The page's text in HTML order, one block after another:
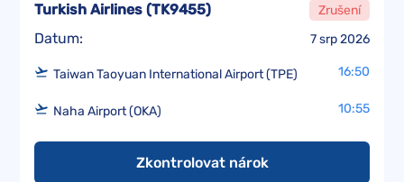
Datum: 7 srp 2026
Turkish Airlines (TK9455) Zrušení
Taiwan Taoyuan International Airport (TPE) 16:50
Naha Airport (OKA) 10:55
Zkontrolovat nárok